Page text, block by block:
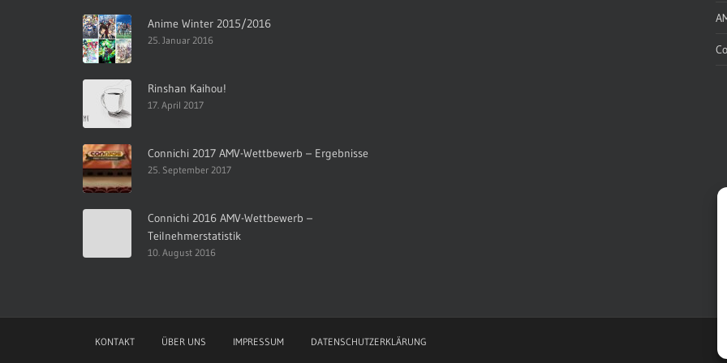
Anime Winter 2015/2016
25. Januar 2016
Rinshan Kaihou!
17. April 2017
Connichi 2017 AMV-Wettbewerb – Ergebnisse
25. September 2017
Connichi 2016 AMV-Wettbewerb –
Teilnehmerstatistik
10. August 2016
KONTAKT ÜBER UNS IMPRESSUM DATENSCHUTZERKLÄRUNG